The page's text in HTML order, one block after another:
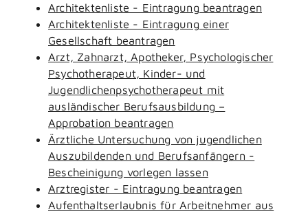
Architektenliste - Eintragung beantragen
Architektenliste - Eintragung einer
Gesellschaft beantragen
Arzt, Zahnarzt, Apotheker, Psychologischer
Psychotherapeut, Kinder- und
Jugendlichenpsychotherapeut mit
ausländischer Berufsausbildung –
Approbation beantragen
Ärztliche Untersuchung von jugendlichen
Auszubildenden und Berufsanfängern -
Bescheinigung vorlegen lassen
Arztregister - Eintragung beantragen
Aufenthaltserlaubnis für Arbeitnehmer aus